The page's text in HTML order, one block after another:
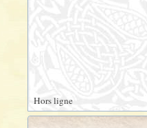
Hors ligne